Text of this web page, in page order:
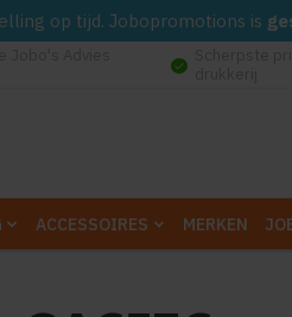
op tijd. Jobopromotions is
check_circle
ACCESSOIRES MERKEN